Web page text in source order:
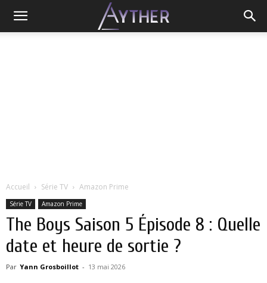
Accueil Série TV Amazon Prime
Série TV Amazon Prime
The Boys Saison 5 Épisode 8 : Quelle
date et heure de sortie ?
Par Yann Grosboillot - 13 mai 2026